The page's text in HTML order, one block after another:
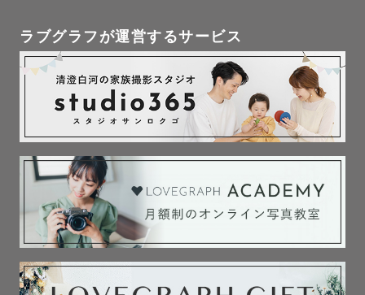
ラブグラフが運営するサービス